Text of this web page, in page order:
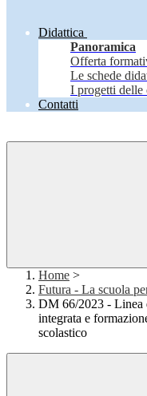
Didattica
Panoramica
Offerta
Le schede
I progetti delle
Contatti
Home >
Futura - La scuola
DM 66/2023 - Linea
integrata e
scolastico